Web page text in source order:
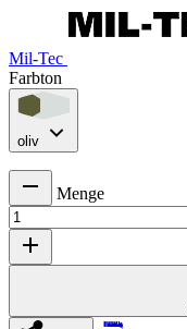
Mil-Tec
Farbton
oliv
Menge